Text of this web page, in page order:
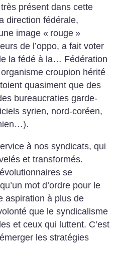
présent dans cette
direction fédérale,
image « rouge »
de l’oppo, a fait voter
la fédé à la… Fédération
croupion hérité
quasiment que des
bureaucraties garde-
syrien, nord-coréen,
à nos syndicats, qui
et transformés.
se
mot d’ordre pour le
aspiration à plus de
que le syndicalisme
et ceux qui luttent. C’est
les stratégies